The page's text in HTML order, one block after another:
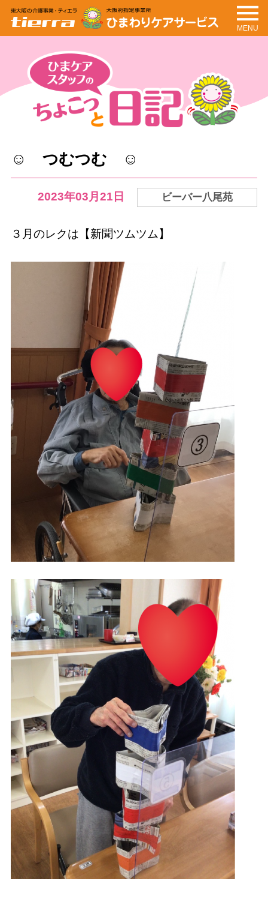
tierra
ひまわりケアサービ
ス
MENU
☺ つむつむ ☺
2023年03月21日 ビーバー八尾苑
３月のレクは【新聞ツムツム】